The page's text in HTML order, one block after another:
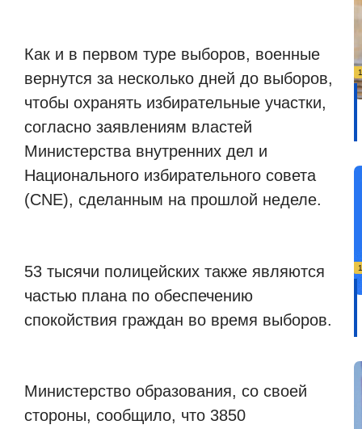
Как и в первом туре выборов, военные
вернутся за несколько дней до выборов,
чтобы охранять избирательные участки,
согласно заявлениям властей
Министерства внутренних дел и
Национального избирательного совета
(CNE), сделанным на прошлой неделе.
53 тысячи полицейских также являются
частью плана по обеспечению
спокойствия граждан во время выборов.
Министерство образования, со своей
стороны, сообщило, что 3850